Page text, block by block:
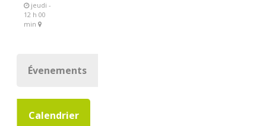
jeudi -
12 h 00
min
Évenements
Calendrier